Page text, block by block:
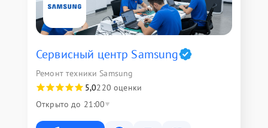
Сервисный центр Samsung
Ремонт техники Samsung
5,0220 оценки
Открыто до 21:00